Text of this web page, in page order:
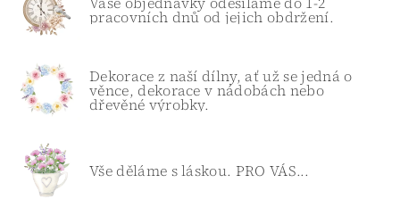
pracovních dnů od jejich obdržení.
Dekorace z naší dílny, ať už se jedná o
věnce, dekorace v nádobách nebo
dřevěné výrobky.
Vše děláme s láskou. PRO VÁS...